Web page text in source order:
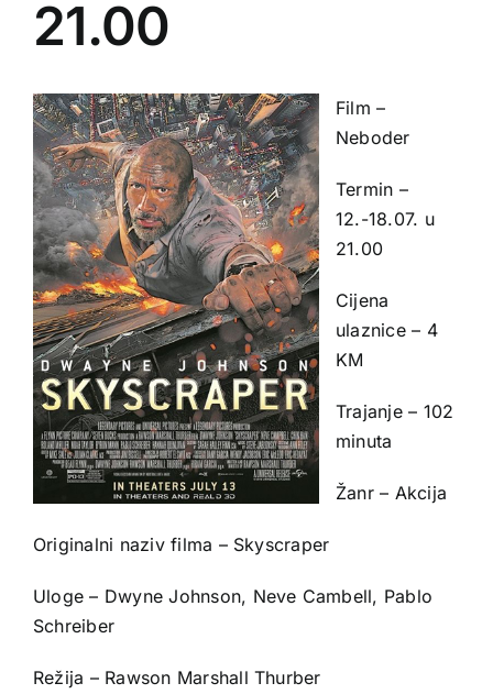
21.00
Film –
Neboder
Termin –
12.-18.07. u
21.00
Cijena
ulaznice – 4
KM
Trajanje – 102
minuta
Žanr – Akcija
Originalni naziv filma – Skyscraper
Uloge – Dwyne Johnson, Neve Cambell, Pablo
Schreiber
Režija – Rawson Marshall Thurber